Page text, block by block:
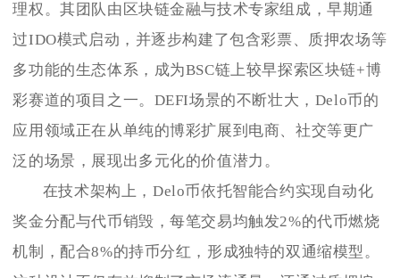
理权。其团队由区块链金融与技术专家组成，早期通
过IDO模式启动，并逐步构建了包含彩票、质押农场等
多功能的生态体系，成为BSC链上较早探索区块链+博
彩赛道的项目之一。DEFI场景的不断壮大，Delo币的
应用领域正在从单纯的博彩扩展到电商、社交等更广
泛的场景，展现出多元化的价值潜力。
在技术架构上，Delo币依托智能合约实现自动化
奖金分配与代币销毁，每笔交易均触发2%的代币燃烧
机制，配合8%的持币分红，形成独特的双通缩模型。